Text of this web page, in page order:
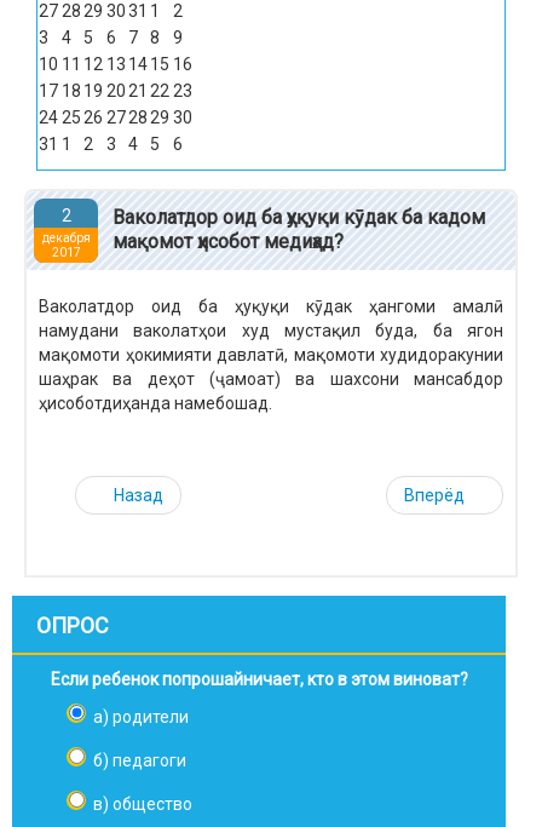
272829 3031 1
2
3
4 5 6 7 8
9
10 11 12 13 1415 16
17 18 19 2021 2223
242526 272829 30
31 1 2 3 4 5 6
2
декабря
2017
Ваколатдор оид ба ҳуқуқи кӯдак ба кадом
мақомот ҳисобот медиҳад?
Ваколатдор оид ба ҳуқуқи кӯдак ҳангоми амалӣ
намудани ваколатҳои худ мустақил буда, ба ягон
мақомоти ҳокимияти давлатӣ, мақомоти худидоракунии
шаҳрак ва деҳот (ҷамоат) ва шахсони мансабдор
ҳисоботдиҳанда намебошад.
Назад Вперёд
ОПРОС
Если ребенок попрошайничает, кто в этом виноват?
а) родители
б) педагоги
в) общество